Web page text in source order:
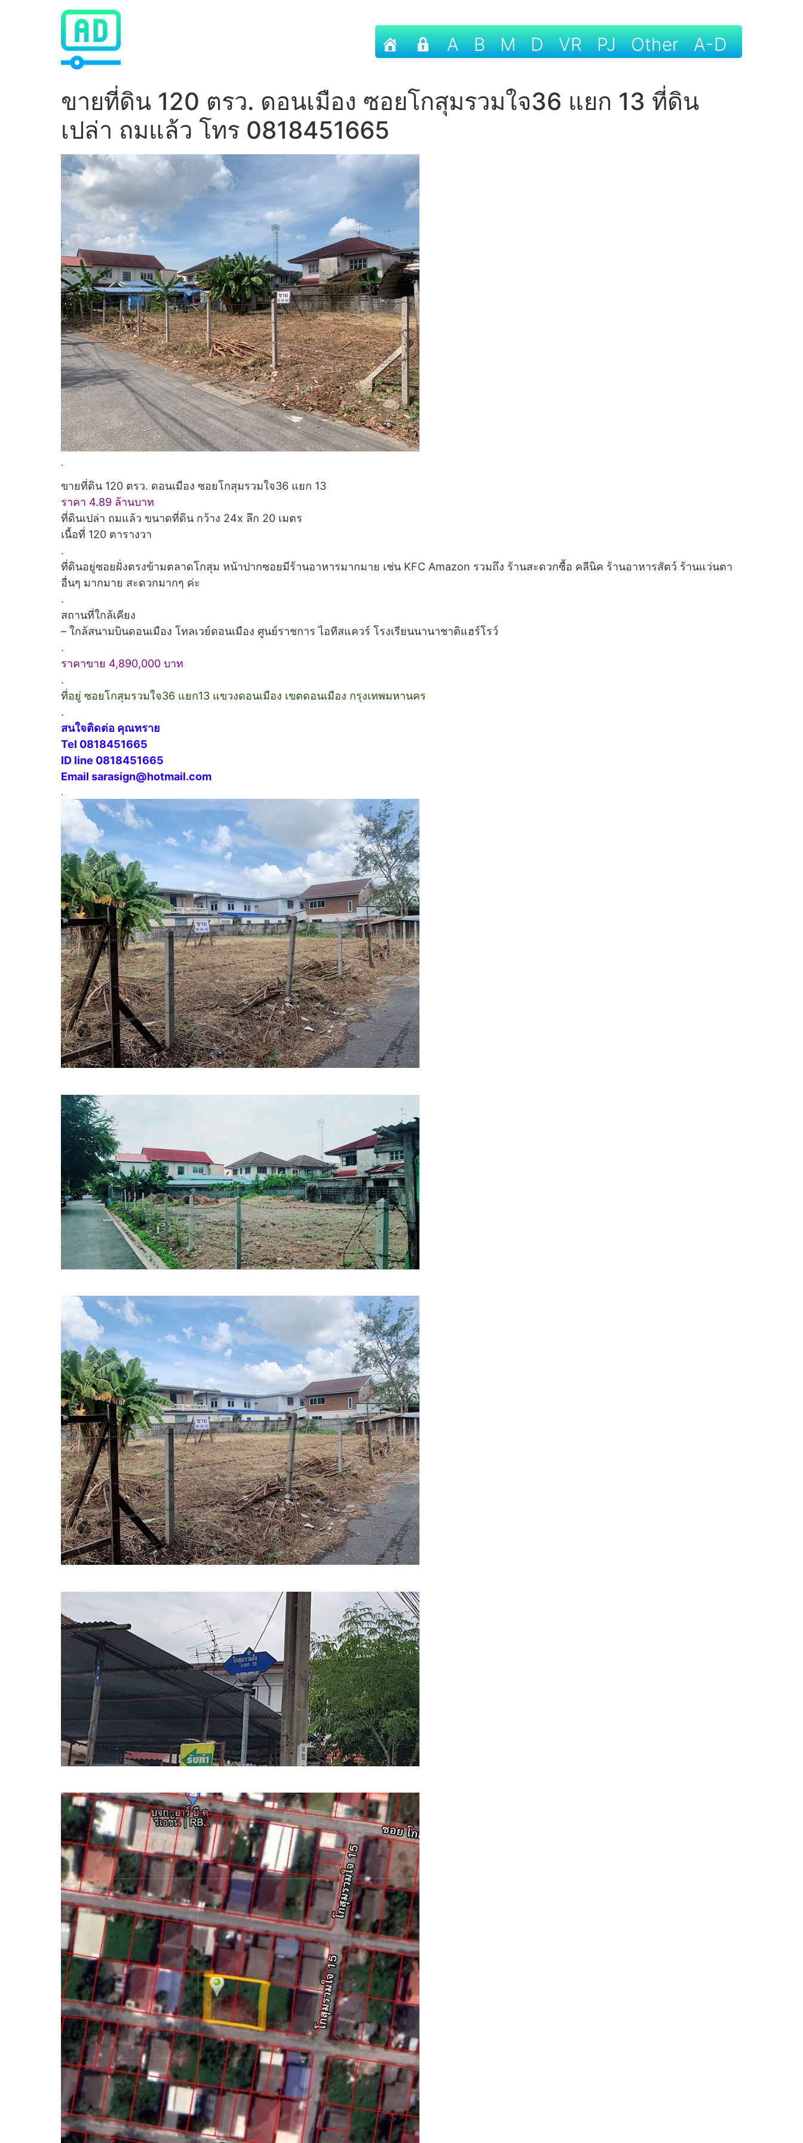
A B M D VR PJ Other A-D
ขายที่ดิน 120 ตรว. ดอนเมือง ซอยโกสุมรวมใจ36 แยก 13 ที่ดิน
เปล่า ถมแล้ว โทร 0818451665
.
ขายที่ดิน 120 ตรว. ดอนเมือง ซอยโกสุมรวมใจ36 แยก 13
ราคา 4.89 ล้านบาท
ที่ดินเปล่า ถมแล้ว ขนาดที่ดิน กว้าง 24x ลึก 20 เมตร
เนื้อที่ 120 ตารางวา
.
ที่ดินอยู่ซอยฝั่งตรงข้ามตลาดโกสุม หน้าปากซอยมีร้านอาหารมากมาย เช่น KFC Amazon รวมถึง ร้านสะดวกซื้อ คลีนิค ร้านอาหารสัตว์ ร้านแว่นตา
อื่นๆ มากมาย สะดวกมากๆ ค่ะ
.
สถานที่ใกล้เคียง
– ใกล้สนามบินดอนเมือง โทลเวย์ดอนเมือง ศูนย์ราชการ ไอทีสแควร์ โรงเรียนนานาชาติแฮร์โรว์
.
ราคาขาย 4,890,000 บาท
.
ที่อยู่ ซอยโกสุมรวมใจ36 แยก13 แขวงดอนเมือง เขตดอนเมือง กรุงเทพมหานคร
.
สนใจติดต่อ คุณทราย
Tel 0818451665
ID line 0818451665
Email sarasign@hotmail.com
.